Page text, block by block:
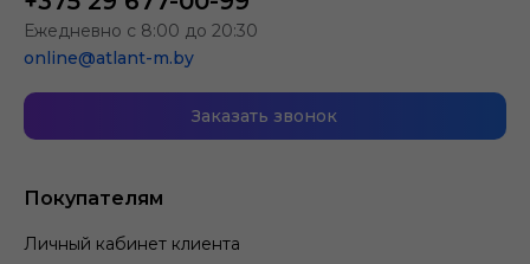
Покупателям
Личный кабинет клиента
Ежедневно с 8:00 до 20:30
online@atlant-m.by
Заказать звонок